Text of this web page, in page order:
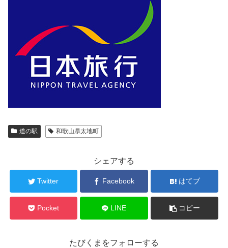
道の駅 和歌山県太地町
シェアする
Twitter Facebook はてブ
Pocket LINE コピー
たびくまをフォローする